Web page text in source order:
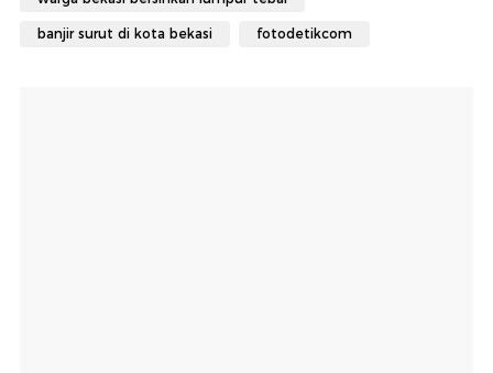
banjir surut di kota bekasi fotodetikcom